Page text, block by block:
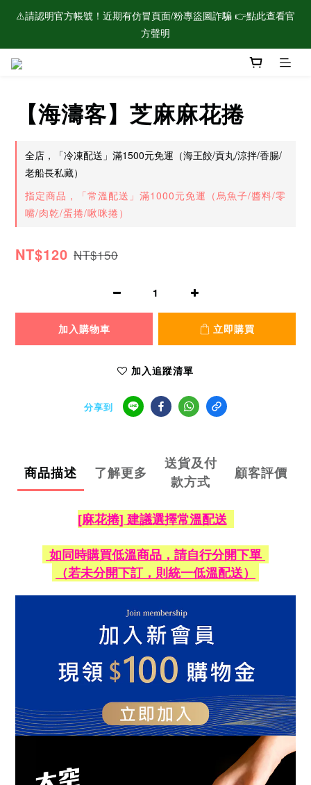
🌟新會員加入！現領$100購物金🌟
⚠️請認明官方帳號！近期有仿冒頁面/粉專盜圖詐騙 👉點此查看官
方聲明
【海濤客】芝麻麻花捲
全店，「冷凍配送」滿1500元免運（海王餃/貢丸/涼拌/香腸/
老船長私藏）
指定商品，「常溫配送」滿1000元免運（烏魚子/醬料/零
嘴/肉乾/蛋捲/啾咪捲）
NT$120 NT$150
加入購物車 立即購買
加入追蹤清單
分享到
商品描述 了解更多
送貨及付
款方式
顧客評價
[麻花捲] 建議選擇常溫配送
如同時購買低溫商品，請自行分開下單
（若未分開下訂，則統一低溫配送）